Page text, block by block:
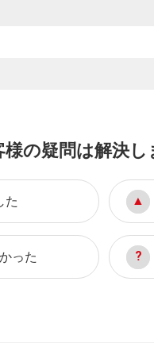
様の疑問は解決し
た
った